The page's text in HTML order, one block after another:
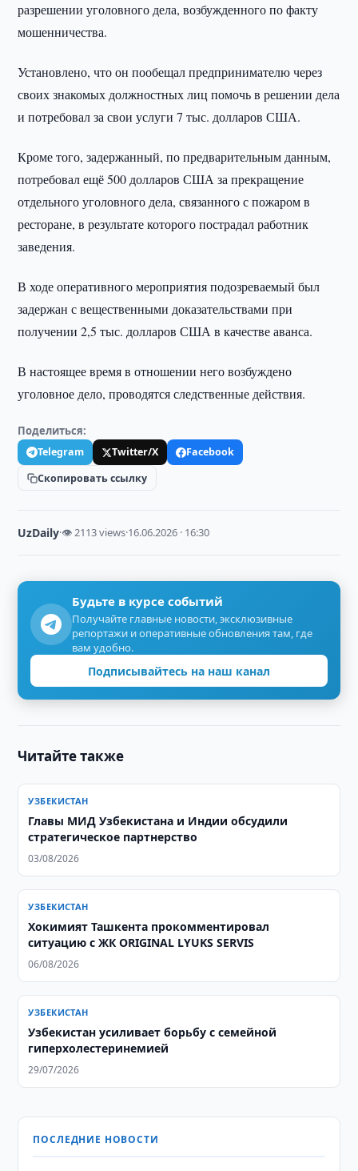
разрешении уголовного дела, возбужденного по факту
мошенничества.
Установлено, что он пообещал предпринимателю через
своих знакомых должностных лиц помочь в решении дела
и потребовал за свои услуги 7 тыс. долларов США.
Кроме того, задержанный, по предварительным данным,
потребовал ещё 500 долларов США за прекращение
отдельного уголовного дела, связанного с пожаром в
ресторане, в результате которого пострадал работник
заведения.
В ходе оперативного мероприятия подозреваемый был
задержан с вещественными доказательствами при
получении 2,5 тыс. долларов США в качестве аванса.
В настоящее время в отношении него возбуждено
уголовное дело, проводятся следственные действия.
Поделиться:
Telegram Twitter/X
Facebook
Скопировать ссылку
UzDaily·👁 2113 views·16.06.2026 · 16:30
Будьте в курсе событий
Получайте главные новости, эксклюзивные
репортажи и оперативные обновления там, где
вам удобно.
Подписывайтесь на наш канал
Читайте также
УЗБЕКИСТАН
Главы МИД Узбекистана и Индии обсудили
стратегическое партнерство
03/08/2026
УЗБЕКИСТАН
Хокимият Ташкента прокомментировал
ситуацию с ЖК ORIGINAL LYUKS SERVIS
06/08/2026
УЗБЕКИСТАН
Узбекистан усиливает борьбу с семейной
гиперхолестеринемией
29/07/2026
ПОСЛЕДНИЕ НОВОСТИ